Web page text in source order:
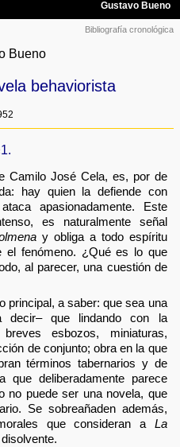
Bibliografía cronológica
Bueno
behaviorista
Camilo José Cela, es, por de
hay quien la defiende con
apasionadamente. Este
es naturalmente señal
y obliga a todo espíritu
el fenómeno. ¿Qué es lo que
al parecer, una cuestión de
principal, a saber: que sea una
decir– que lindando con la
esbozos, miniaturas,
de conjunto; obra en la que
términos tabernarios y de
deliberadamente parece
no puede ser una novela, que
Se sobreañaden además,
que consideran a La